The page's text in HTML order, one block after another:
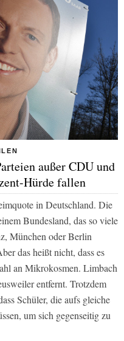
außer CDU und
Hürde fallen
in Deutschland. Die
Bundesland, das so viele
München oder Berlin
das heißt nicht, dass es
an Mikrokosmen. Limbach
entfernt. Trotzdem
Schüler, die aufs gleiche
um sich gegenseitig zu